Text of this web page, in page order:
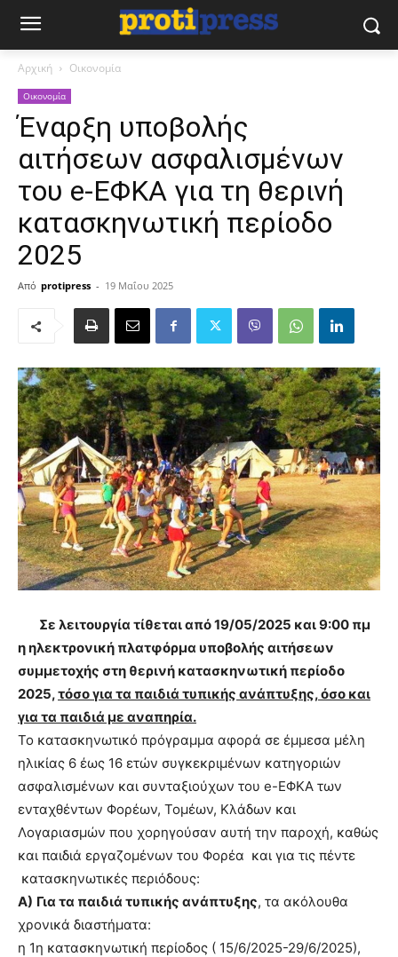
Αρχική Οικονομία
Οικονομία
Έναρξη υποβολής
αιτήσεων ασφαλισμένων
του e-ΕΦΚΑ για τη θερινή
κατασκηνωτική περίοδο
2025
Από protipress - 19 Μαΐου 2025
Σε λειτουργία τίθεται από 19/05/2025 και 9:00 πμ
η ηλεκτρονική πλατφόρμα υποβολής αιτήσεων
συμμετοχής στη θερινή κατασκηνωτική περίοδο
2025,τόσο για τα παιδιά τυπικής ανάπτυξης, όσο και
για τα παιδιά με αναπηρία.
Το κατασκηνωτικό πρόγραμμα αφορά σε έμμεσα μέλη
ηλικίας 6 έως 16 ετών συγκεκριμένων κατηγοριών
ασφαλισμένων και συνταξιούχων του e-ΕΦΚΑ των
ενταχθέντων Φορέων, Τομέων, Κλάδων και
Λογαριασμών που χορηγούσαν αυτή την παροχή, καθώς
και παιδιά εργαζομένων του Φορέα και για τις πέντε
κατασκηνωτικές περιόδους:
Α) Για τα παιδιά τυπικής ανάπτυξης, τα ακόλουθα
χρονικά διαστήματα:
η 1η κατασκηνωτική περίοδος ( 15/6/2025-29/6/2025),